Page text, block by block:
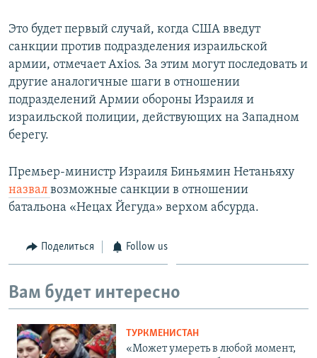
Это будет первый случай, когда США введут
санкции против подразделения израильской
армии, отмечает Axios. За этим могут последовать и
другие аналогичные шаги в отношении
подразделений Армии обороны Израиля и
израильской полиции, действующих на Западном
берегу.
Премьер-министр Израиля Биньямин Нетаньяху
назвал возможные санкции в отношении
батальона «Нецах Йегуда» верхом абсурда.
Поделиться Follow us
Вам будет интересно
ТУРКМЕНИСТАН
«Может умереть в любой момент,